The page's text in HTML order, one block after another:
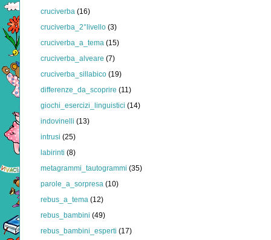
cruciverba (16)
cruciverba_2°livello (3)
cruciverba_a_tema (15)
cruciverba_alveare (7)
cruciverba_sillabico (19)
differenze_da_scoprire (11)
giochi_esercizi_linguistici (14)
indovinelli (13)
intrusi (25)
labirinti (8)
metagrammi_tautogrammi (35)
parole_a_sorpresa (10)
rebus_a_tema (12)
rebus_bambini (49)
rebus_bambini_esperti (17)